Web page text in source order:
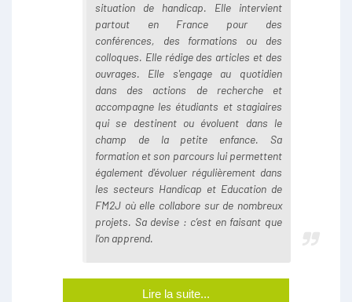
situation de handicap. Elle intervient
partout en France pour des
conférences, des formations ou des
colloques. Elle rédige des articles et des
ouvrages. Elle s'engage au quotidien
dans des actions de recherche et
accompagne les étudiants et stagiaires
qui se destinent ou évoluent dans le
champ de la petite enfance. Sa
formation et son parcours lui permettent
également d'évoluer régulièrement dans
les secteurs Handicap et Education de
FM2J où elle collabore sur de nombreux
projets. Sa devise : c’est en faisant que
l’on apprend.
Lire la suite...